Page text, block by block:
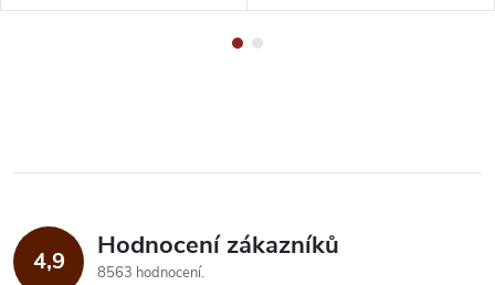
4,9 Hodnocení zákazníků
8563 hodnocení